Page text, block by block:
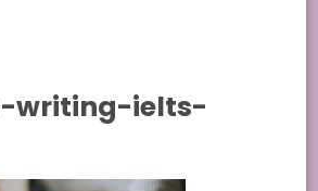
writing-ielts-